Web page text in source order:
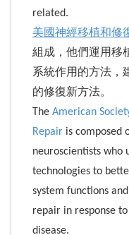
related.
美國神經移植和修
組成，他們運用移
系統作用的方法，
的修復新方法。
The American
Repair is composed
neuroscientists who
technologies to
system functions
repair in response
disease.